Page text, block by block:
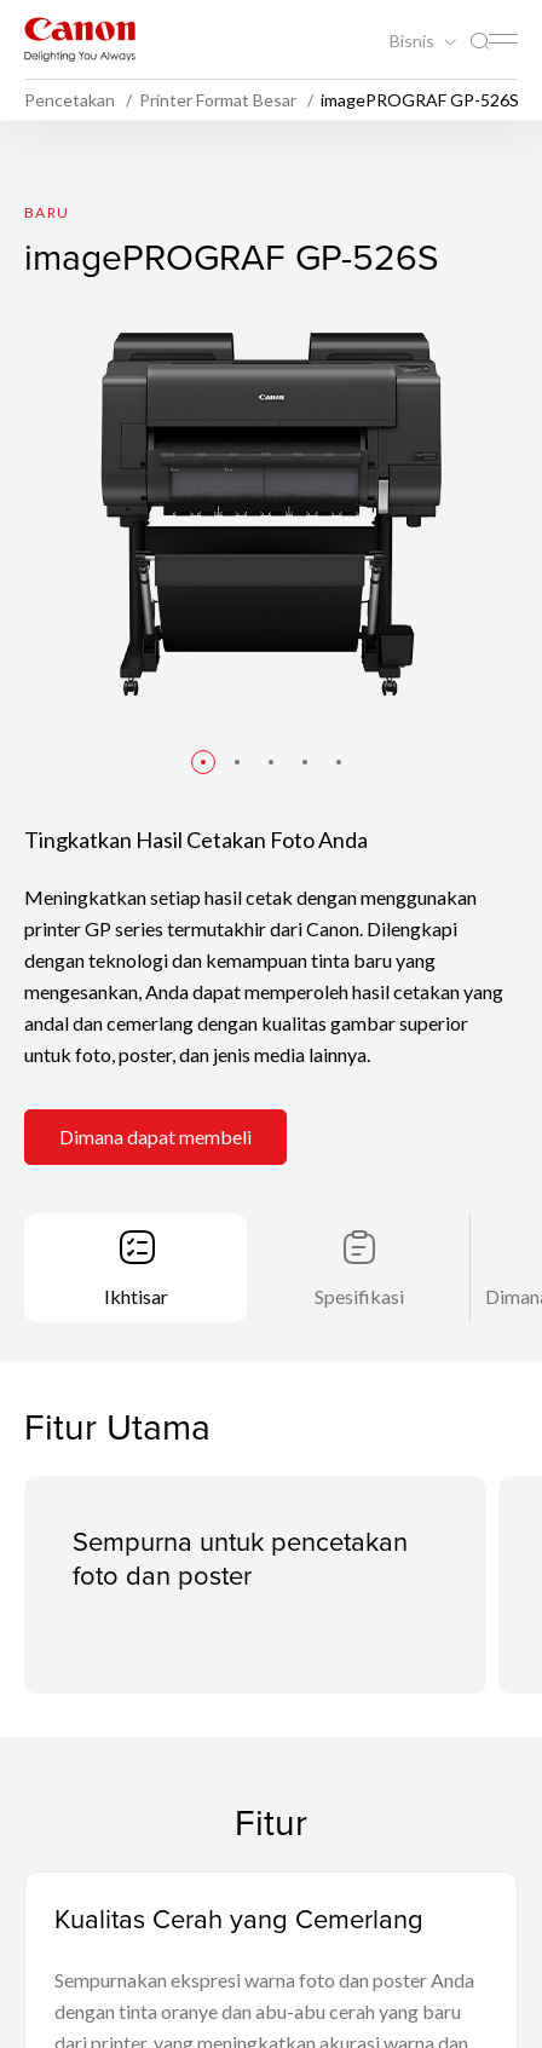
Bisnis
Pencetakan Printer Format Besar imagePROGRAF GP-526S
imagePROGRAF GP-526S
BARU
imagePROGRAF GP-526S
Tingkatkan Hasil Cetakan Foto Anda
Meningkatkan setiap hasil cetak dengan menggunakan
printer GP series termutakhir dari Canon. Dilengkapi
dengan teknologi dan kemampuan tinta baru yang
mengesankan, Anda dapat memperoleh hasil cetakan yang
andal dan cemerlang dengan kualitas gambar superior
untuk foto, poster, dan jenis media lainnya.
Dimana dapat membeli
Ikhtisar Spesifikasi
Fitur Utama
Sempurna untuk pencetakan
foto dan poster
Fitur
Kualitas Cerah yang Cemerlang
Sempurnakan ekspresi warna foto dan poster Anda
dengan tinta oranye dan abu-abu cerah yang baru
dari printer, yang meningkatkan akurasi warna dan